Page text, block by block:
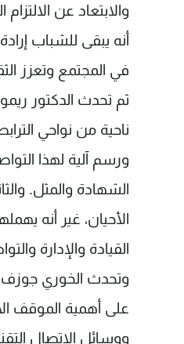
والابتعاد عن
أنه يبقى للشباب
في المجتمع وتعزز
ثم تحدث الدكتور
ناحية من نواحي
ورسم آلية لهذا
الشهادة والمثل.
الأحيان، غير أنه
القيادة والإدارة
وتحدث الخوري جوزف
على أهمية الموقف
ووسائل الاتصال